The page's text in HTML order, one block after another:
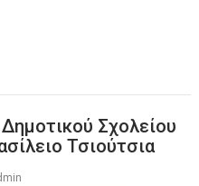
Σχολείου
Τσιούτσια